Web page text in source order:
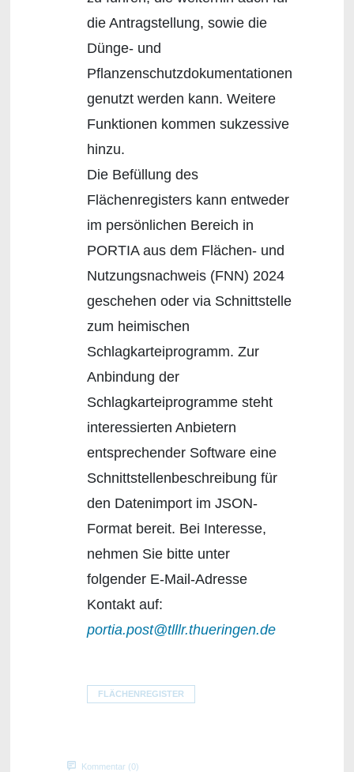
die Antragstellung, sowie die
Dünge- und
Pflanzenschutzdokumentationen
genutzt werden kann. Weitere
Funktionen kommen sukzessive
hinzu.
Die Befüllung des
Flächenregisters kann entweder
im persönlichen Bereich in
PORTIA aus dem Flächen- und
Nutzungsnachweis (FNN) 2024
geschehen oder via Schnittstelle
zum heimischen
Schlagkarteiprogramm. Zur
Anbindung der
Schlagkarteiprogramme steht
interessierten Anbietern
entsprechender Software eine
Schnittstellenbeschreibung für
den Datenimport im JSON-
Format bereit. Bei Interesse,
nehmen Sie bitte unter
folgender E-Mail-Adresse
Kontakt auf:
portia.post@tlllr.thueringen.de
FLÄCHENREGISTER
Kommentar (0)